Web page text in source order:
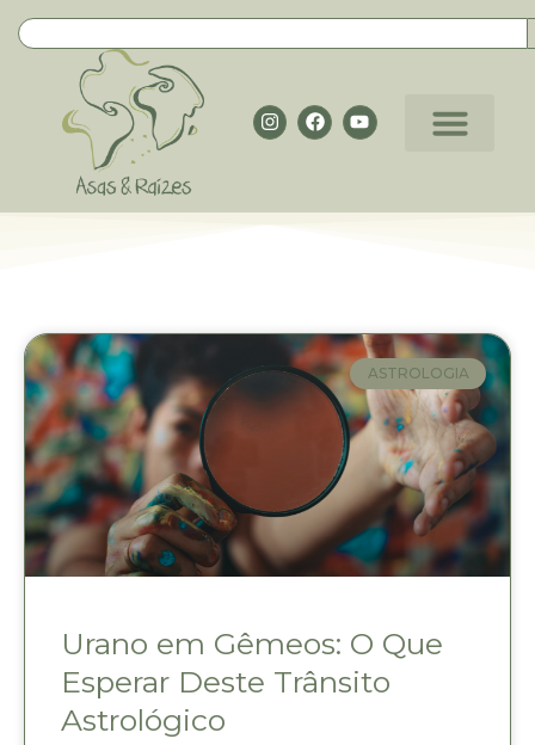
ASTROLOGIA
Urano em Gêmeos: O Que
Esperar Deste Trânsito
Astrológico